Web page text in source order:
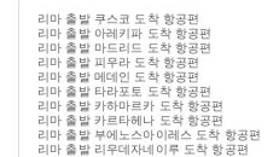
리마 출발 쿠스코 도착 항공편
리마 출발 아레키파 도착 항공편
리마 출발 마드리드 도착 항공편
리마 출발 피우라 도착 항공편
리마 출발 메데인 도착 항공편
리마 출발 타라포토 도착 항공편
리마 출발 카하마르카 도착 항공편
리마 출발 카르타헤나 도착 항공편
리마 출발 부에노스아이레스 도착 항공편
리마 출발 리우데자네이루 도착 항공편